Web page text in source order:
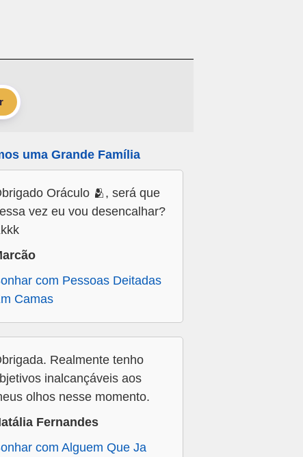
uma Grande Família
Oráculo 🫂, será que
vez eu vou desencalhar?
com Pessoas Deitadas
Camas
Realmente tenho
inalcançáveis aos
olhos nesse momento.
Fernandes
com Alguem Que Ja